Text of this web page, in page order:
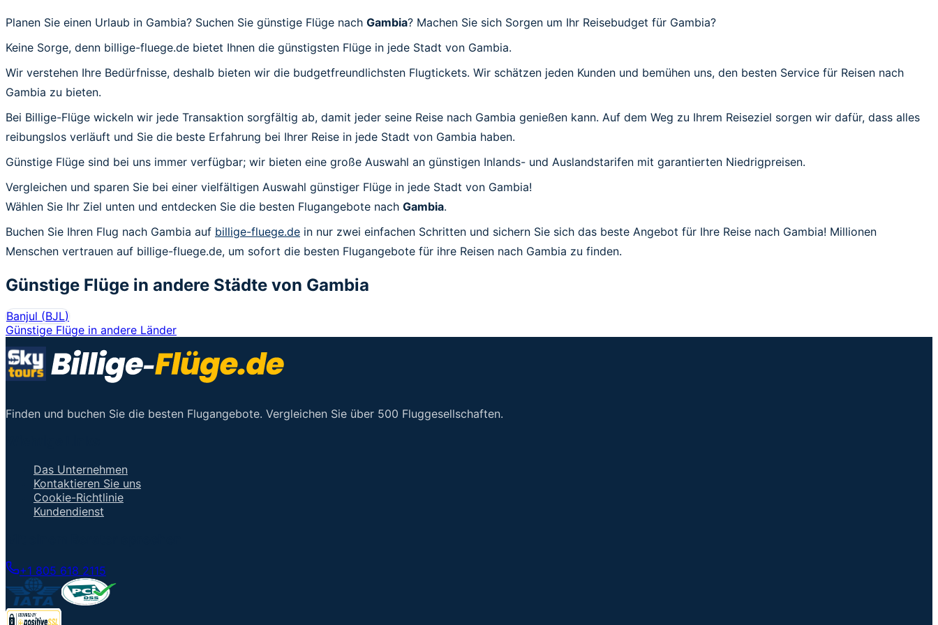
Planen Sie einen Urlaub in Gambia? Suchen Sie günstige Flüge nach Gambia? Machen Sie sich Sorgen um Ihr Reisebudget für Gambia?
Keine Sorge, denn billige-fluege.de bietet Ihnen die günstigsten Flüge in jede Stadt von Gambia.
Wir verstehen Ihre Bedürfnisse, deshalb bieten wir die budgetfreundlichsten Flugtickets. Wir schätzen jeden Kunden und bemühen uns, den besten Service für Reisen nach
Gambia zu bieten.
Bei Billige-Flüge wickeln wir jede Transaktion sorgfältig ab, damit jeder seine Reise nach Gambia genießen kann. Auf dem Weg zu Ihrem Reiseziel sorgen wir dafür, dass alles
reibungslos verläuft und Sie die beste Erfahrung bei Ihrer Reise in jede Stadt von Gambia haben.
Günstige Flüge sind bei uns immer verfügbar; wir bieten eine große Auswahl an günstigen Inlands- und Auslandstarifen mit garantierten Niedrigpreisen.
Vergleichen und sparen Sie bei einer vielfältigen Auswahl günstiger Flüge in jede Stadt von Gambia!
Wählen Sie Ihr Ziel unten und entdecken Sie die besten Flugangebote nach Gambia.
Buchen Sie Ihren Flug nach Gambia auf billige-fluege.de in nur zwei einfachen Schritten und sichern Sie sich das beste Angebot für Ihre Reise nach Gambia! Millionen
Menschen vertrauen auf billige-fluege.de, um sofort die besten Flugangebote für ihre Reisen nach Gambia zu finden.
Günstige Flüge in andere Städte von Gambia
Banjul (BJL)
Günstige Flüge in andere Länder
Finden und buchen Sie die besten Flugangebote. Vergleichen Sie über 500 Fluggesellschaften.
Das Unternehmen
Kontaktieren Sie uns
Cookie-Richtlinie
Kundendienst
+1 805 618 2115